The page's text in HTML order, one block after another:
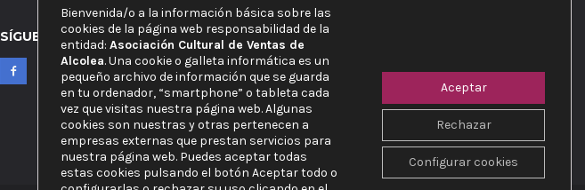
SÍGUENOS
Bienvenida/o a la información básica sobre las
cookies de la página web responsabilidad de la
entidad: Asociación Cultural de Ventas de
Alcolea. Una cookie o galleta informática es un
pequeño archivo de información que se guarda
en tu ordenador, “smartphone” o tableta cada
vez que visitas nuestra página web. Algunas
cookies son nuestras y otras pertenecen a
empresas externas que prestan servicios para
nuestra página web. Puedes aceptar todas
estas cookies pulsando el botón Aceptar todo o
Aceptar
Rechazar
Configurar cookies